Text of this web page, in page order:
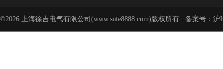
©2026 上海徐吉电气有限公司(www.sute8888.com)版权所有 备案号： 沪